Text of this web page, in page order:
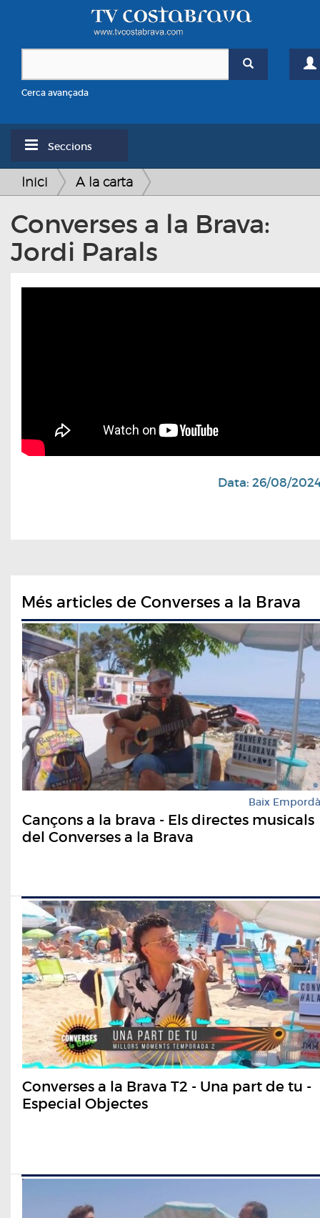
Cerca avançada
Seccions
Inici A la carta
Converses a la Brava:
Jordi Parals
Data: 26/08/
Més articles de Converses a la Brava
Baix Empordà
Cançons a la brava - Els directes musicals
del Converses a la Brava
Converses a la Brava T2 - Una part de tu -
Especial Objectes